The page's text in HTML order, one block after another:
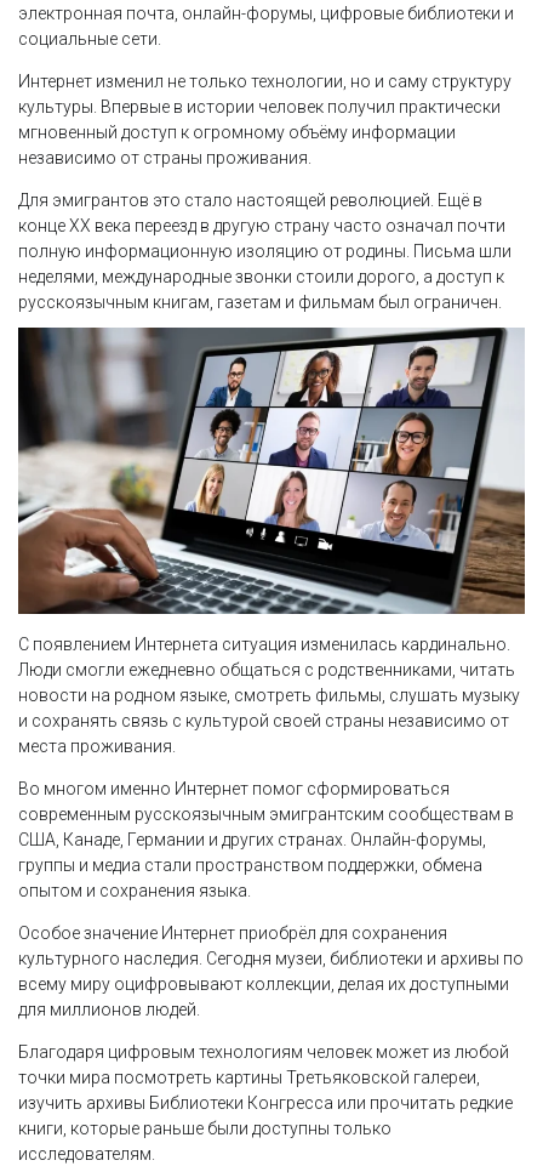
электронная почта, онлайн-форумы, цифровые библиотеки и
социальные сети.
Интернет изменил не только технологии, но и саму структуру
культуры. Впервые в истории человек получил практически
мгновенный доступ к огромному объёму информации
независимо от страны проживания.
Для эмигрантов это стало настоящей революцией. Ещё в
конце XX века переезд в другую страну часто означал почти
полную информационную изоляцию от родины. Письма шли
неделями, международные звонки стоили дорого, а доступ к
русскоязычным книгам, газетам и фильмам был ограничен.
С появлением Интернета ситуация изменилась кардинально.
Люди смогли ежедневно общаться с родственниками, читать
новости на родном языке, смотреть фильмы, слушать музыку
и сохранять связь с культурой своей страны независимо от
места проживания.
Во многом именно Интернет помог сформироваться
современным русскоязычным эмигрантским сообществам в
США, Канаде, Германии и других странах. Онлайн-форумы,
группы и медиа стали пространством поддержки, обмена
опытом и сохранения языка.
Особое значение Интернет приобрёл для сохранения
культурного наследия. Сегодня музеи, библиотеки и архивы по
всему миру оцифровывают коллекции, делая их доступными
для миллионов людей.
Благодаря цифровым технологиям человек может из любой
точки мира посмотреть картины Третьяковской галереи,
изучить архивы Библиотеки Конгресса или прочитать редкие
книги, которые раньше были доступны только
исследователям.